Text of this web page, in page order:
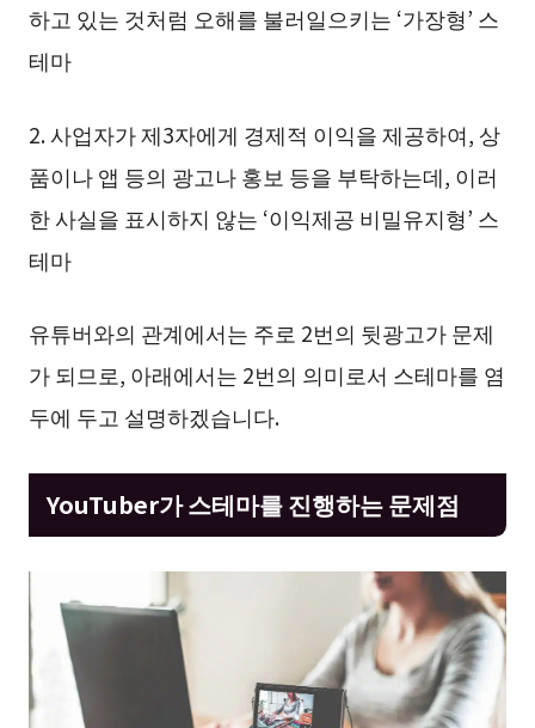
하고 있는 것처럼 오해를 불러일으키는 ‘가장형’ 스
테마
2. 사업자가 제3자에게 경제적 이익을 제공하여, 상
품이나 앱 등의 광고나 홍보 등을 부탁하는데, 이러
한 사실을 표시하지 않는 ‘이익제공 비밀유지형’ 스
테마
유튜버와의 관계에서는 주로 2번의 뒷광고가 문제
가 되므로, 아래에서는 2번의 의미로서 스테마를 염
두에 두고 설명하겠습니다.
YouTuber가 스테마를 진행하는 문제점